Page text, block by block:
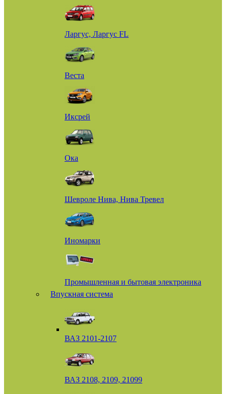
Ларгус, Ларгус FL
Веста
Иксрей
Ока
Шевроле Нива, Нива Тревел
Иномарки
Промышленная и бытовая электроника
Впускная система
ВАЗ 2101-2107
ВАЗ 2108, 2109, 21099